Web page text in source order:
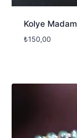
Kolye Madam
₺150,00